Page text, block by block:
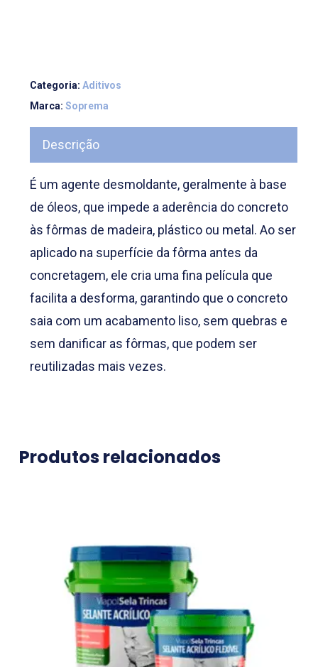
Categoria: Aditivos
Marca: Soprema
Descrição
É um agente desmoldante, geralmente à base
de óleos, que impede a aderência do concreto
às fôrmas de madeira, plástico ou metal. Ao ser
aplicado na superfície da fôrma antes da
concretagem, ele cria uma fina película que
facilita a desforma, garantindo que o concreto
saia com um acabamento liso, sem quebras e
sem danificar as fôrmas, que podem ser
reutilizadas mais vezes.
Produtos relacionados